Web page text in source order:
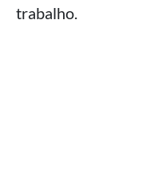
trabalho.